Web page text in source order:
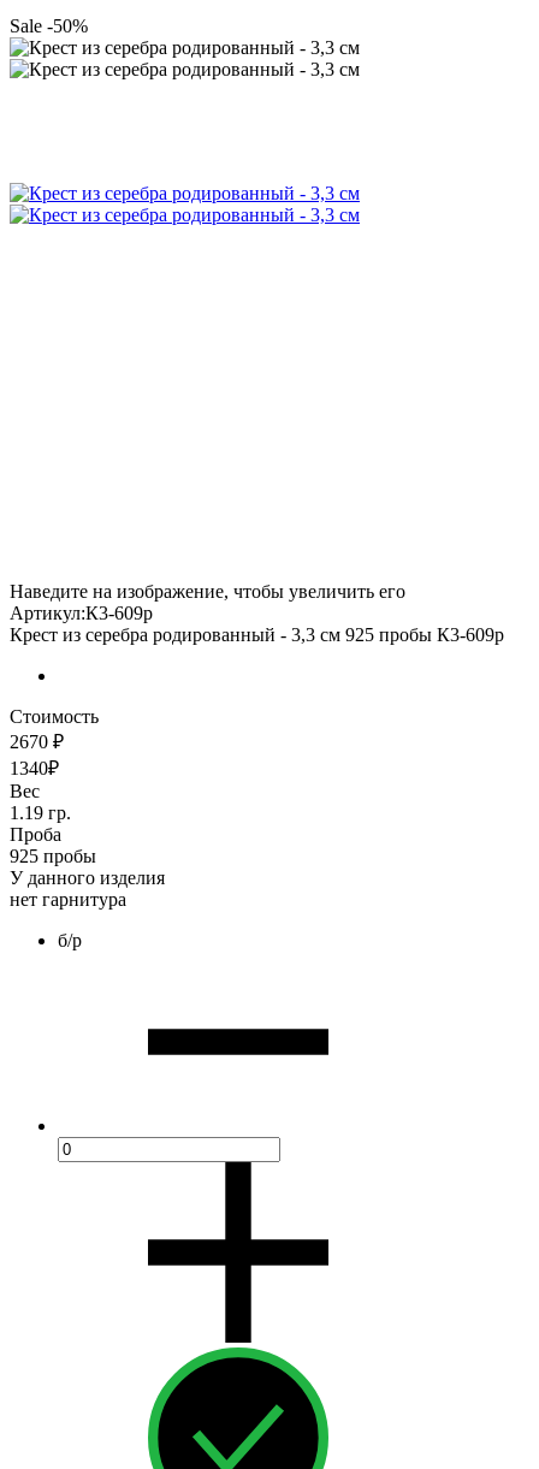
Sale -50%
Наведите на изображение, чтобы увеличить его
Артикул:К3-609р
Крест из серебра родированный - 3,3 см 925 пробы К3-609р
Стоимость
2670 ₽
1340₽
Вес
1.19 гр.
Проба
925 пробы
У данного изделия
нет гарнитура
б/р